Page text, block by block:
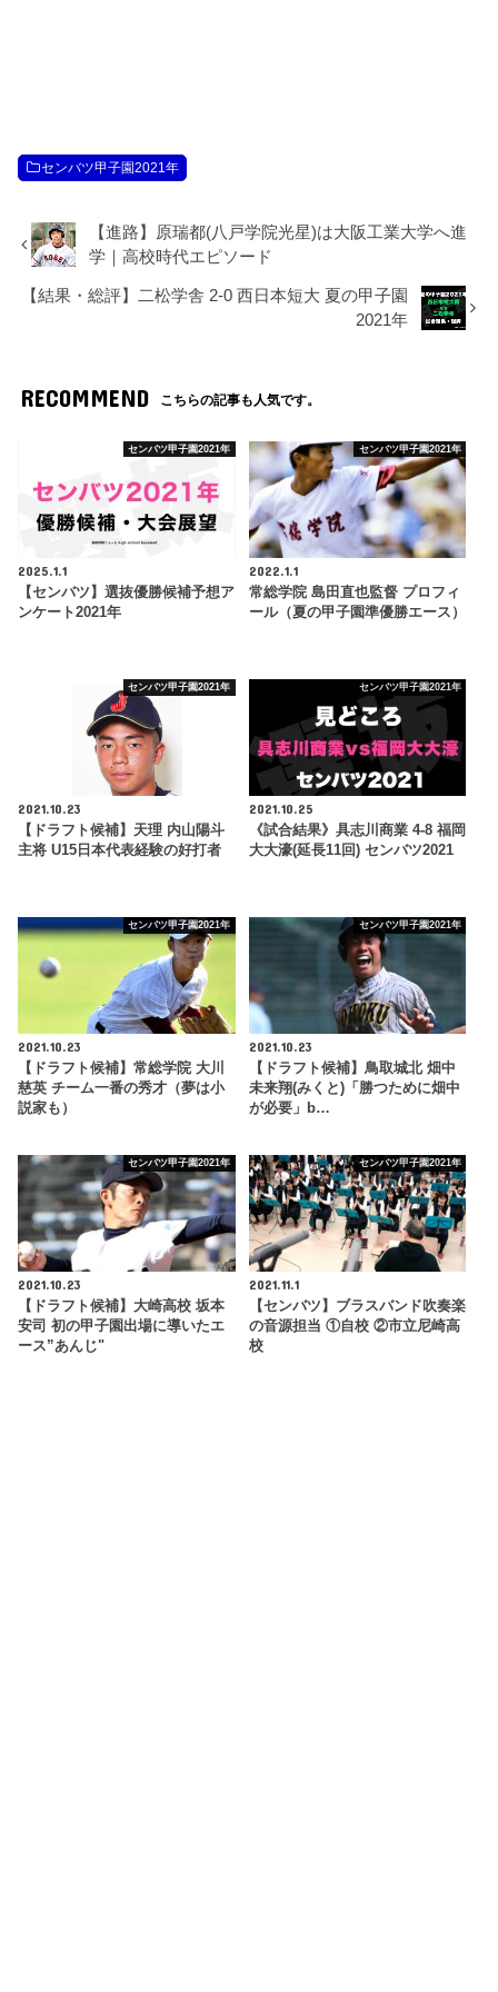
センバツ甲子園2021年
【進路】原瑞都(八戸学院光星)は大阪工業大学へ進
学｜高校時代エピソード
【結果・総評】二松学舎 2-0 西日本短大 夏の甲子園
2021年
RECOMMEND こちらの記事も人気です。
センバツ甲子園2021年
2025.1.1
【センバツ】選抜優勝候補予想ア
ンケート2021年
センバツ甲子園2021年
2022.1.1
常総学院 島田直也監督 プロフィ
ール（夏の甲子園準優勝エース）
センバツ甲子園2021年
2021.10.23
【ドラフト候補】天理 内山陽斗
主将 U15日本代表経験の好打者
センバツ甲子園2021年
2021.10.25
《試合結果》具志川商業 4-8 福岡
大大濠(延長11回) センバツ2021
センバツ甲子園2021年
2021.10.23
【ドラフト候補】常総学院 大川
慈英 チーム一番の秀才（夢は小
説家も）
センバツ甲子園2021年
2021.10.23
【ドラフト候補】鳥取城北 畑中
未来翔(みくと)「勝つために畑中
が必要」b…
センバツ甲子園2021年
2021.10.23
【ドラフト候補】大崎高校 坂本
安司 初の甲子園出場に導いたエ
ース”あんじ"
センバツ甲子園2021年
2021.11.1
【センバツ】ブラスバンド吹奏楽
の音源担当 ①自校 ②市立尼崎高
校